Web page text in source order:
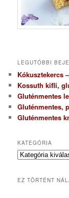
LEGUTÓBBI
Kókusztekercs
Kossuth kifli,
Gluténmentes
Gluténmentes,
Gluténmentes
KATEGÓRIA
K
e
EZ TÖRTÉNT